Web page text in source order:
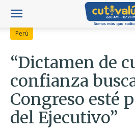
Perú
“Dictamen de
confianza
Congreso esté
del Ejecutivo”